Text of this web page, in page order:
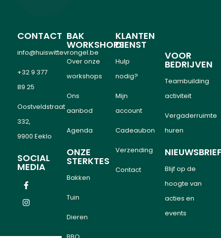
CONTACT
info@huiswittevrongel.be
+32 9 377
89 25
Oostveldstraat
332,
9900 Eeklo
SOCIAL
MEDIA
BAK
WORKSHOPS
Over onze
workshops
Ons
aanbod
Agenda
ONZE
STERKTES
Bakken
Tuin
Dieren
KLANTEN
DIENST
Hulp
nodig?
Mijn
account
Cadeaubon
Verzending
Contact
VOOR
BEDRIJVEN
Teambuilding
activiteit
Vergaderruimte
huren
Blijf op de
hoogte van
acties en
events